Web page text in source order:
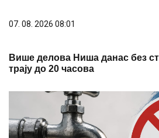
07. 08. 2026 08:15